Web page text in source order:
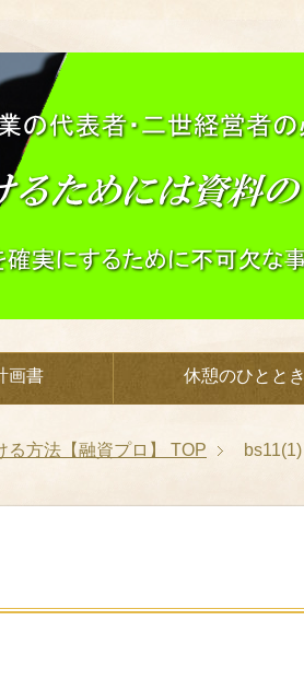
画書 休憩のひととき
方法【融資プロ】 TOP bs11(1)